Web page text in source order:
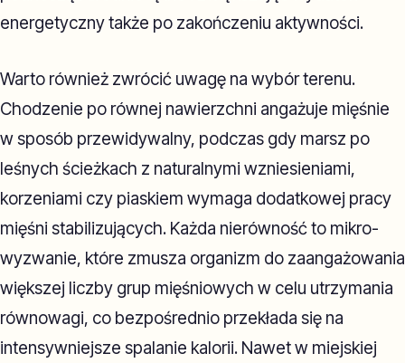
energetyczny także po zakończeniu aktywności.
Warto również zwrócić uwagę na wybór terenu.
Chodzenie po równej nawierzchni angażuje mięśnie
w sposób przewidywalny, podczas gdy marsz po
leśnych ścieżkach z naturalnymi wzniesieniami,
korzeniami czy piaskiem wymaga dodatkowej pracy
mięśni stabilizujących. Każda nierówność to mikro-
wyzwanie, które zmusza organizm do zaangażowania
większej liczby grup mięśniowych w celu utrzymania
równowagi, co bezpośrednio przekłada się na
intensywniejsze spalanie kalorii. Nawet w miejskiej